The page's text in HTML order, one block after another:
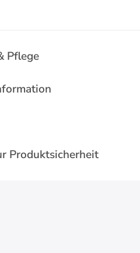
Pflege
Produktsicherheit